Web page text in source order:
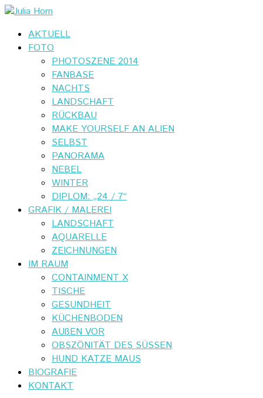
AKTUELL
FOTO
PHOTOSZENE 2014
FANBASE
NACHTS
LANDSCHAFT
RÜCKBAU
MAKE YOURSELF AN ALIEN
SELBST
PANORAMA
NEBEL
WINTER
DIPLOM: „24 / 7“
GRAFIK / MALEREI
LANDSCHAFT
AQUARELLE
ZEICHNUNGEN
IM RAUM
CONTAINMENT X
TISCHE
GESUNDHEIT
KÜCHENBODEN
AUßEN VOR
OBSZÖNITÄT DES SÜSSEN
HUND KATZE MAUS
BIOGRAFIE
KONTAKT